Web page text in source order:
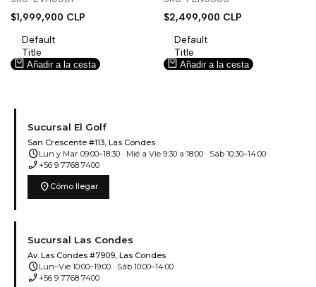
deseos.
Precio
venta
$1,999,900 CLP
Default
Title
Añadir a la cesta
deseos.
Precio
venta
$2,499,900 CLP
Default
Title
Añadir a la cesta
Sucursal El Golf
San Crescente #113, Las Condes
scheduleLun y Mar 09:00–18:30 · Mié a Vie 9:30 a 18:00 · Sáb 10:30–14:00
phone_enabled +56 9 7768 7400
location_on Cómo llegar
Sucursal Las Condes
Av. Las Condes #7909, Las Condes
scheduleLun–Vie 10:00–19:00 · Sáb 10:00–14:00
phone_enabled +56 9 7768 7400